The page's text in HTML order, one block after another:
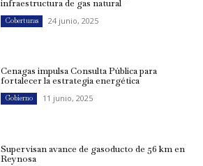
infraestructura de gas natural
Coberturas 24 junio, 2025
Cenagas impulsa Consulta Pública para
fortalecer la estrategia energética
Gobierno 11 junio, 2025
Supervisan avance de gasoducto de 56 km en
Reynosa